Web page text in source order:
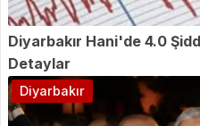
Diyarbakır Hani'de 4.0
Detaylar
Diyarbakır